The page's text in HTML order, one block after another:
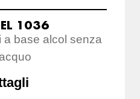
1036
a base alcol senza